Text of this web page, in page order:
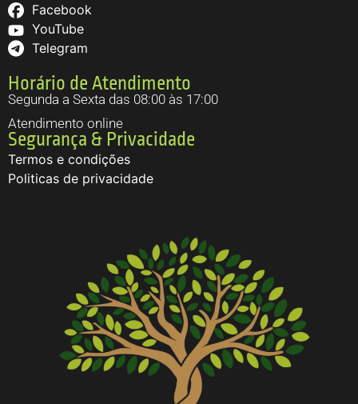
Facebook
YouTube
Telegram
Horário de Atendimento
Segunda a Sexta das 08:00 às 17:00
Atendimento online
Segurança & Privacidade
Termos e condições
Politicas de privacidade